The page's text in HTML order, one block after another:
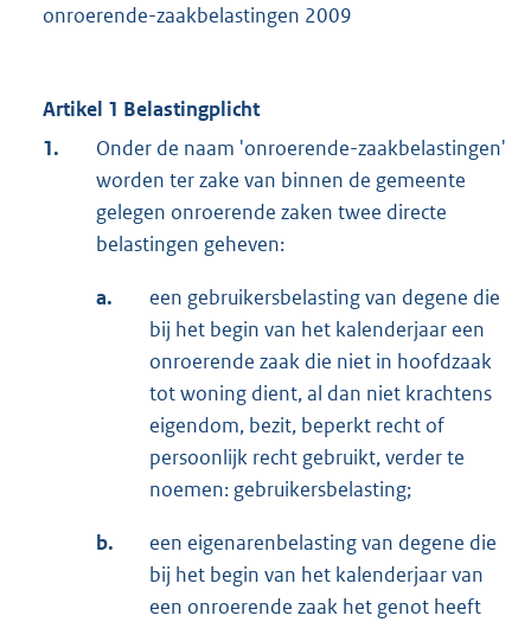
onroerende-zaakbelastingen 2009
Artikel 1 Belastingplicht
1.
Onder de naam 'onroerende-zaakbelastingen'
worden ter zake van binnen de gemeente
gelegen onroerende zaken twee directe
belastingen geheven:
a.
een gebruikersbelasting van degene die
bij het begin van het kalenderjaar een
onroerende zaak die niet in hoofdzaak
tot woning dient, al dan niet krachtens
eigendom, bezit, beperkt recht of
persoonlijk recht gebruikt, verder te
noemen: gebruikersbelasting;
b.
een eigenarenbelasting van degene die
bij het begin van het kalenderjaar van
een onroerende zaak het genot heeft